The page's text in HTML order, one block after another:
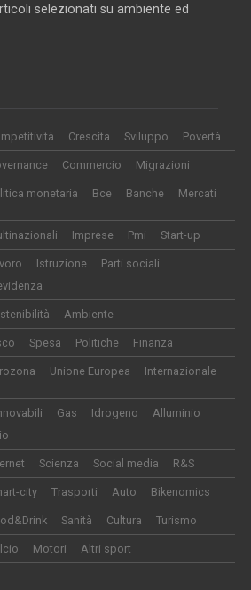
selezionati su ambiente ed
Crescita Sviluppo Povertà
Commercio Migrazioni
monetaria Bce Banche Mercati
Imprese Pmi Start-up
Istruzione
Parti sociali
Ambiente
Spesa Politiche Finanza
Unione Europea Internazionale
Gas Idrogeno
Alluminio
Scienza Social media R&S
city Trasporti Auto Bikenomics
Sanità Cultura Turismo
Motori Altri sport